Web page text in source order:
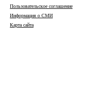
Пользовательское соглашение
Информация о СМИ
Карта сайта